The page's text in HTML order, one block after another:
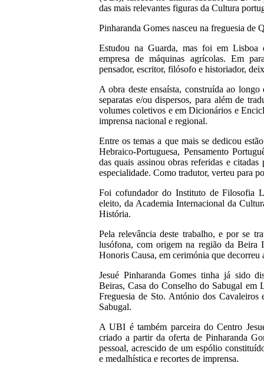
das mais relevantes figuras da Cultura
Pinharanda Gomes nasceu na freguesia de
Estudou na Guarda, mas foi em Lisboa
empresa de máquinas agrícolas. Em
pensador, escritor, filósofo e historiador,
A obra deste ensaísta, construída ao
separatas e/ou dispersos, para além de
volumes coletivos e em Dicionários e
imprensa nacional e regional.
Entre os temas a que mais se dedicou
Hebraico-Portuguesa, Pensamento
das quais assinou obras referidas e
especialidade. Como tradutor, verteu para
Foi cofundador do Instituto de Filosofia
eleito, da Academia Internacional da
História.
Pela relevância deste trabalho, e por se
lusófona, com origem na região da
Honoris Causa, em cerimónia que decorreu
Jesué Pinharanda Gomes tinha já sido
Beiras, Casa do Conselho do Sabugal
Freguesia de Sto. António dos Cavaleiros
Sabugal.
A UBI é também parceira do Centro
criado a partir da oferta de Pinharanda
pessoal, acrescido de um espólio
e medalhística e recortes de imprensa.